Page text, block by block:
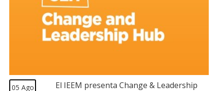
05 Ago
El IEEM presenta Change & Leadership